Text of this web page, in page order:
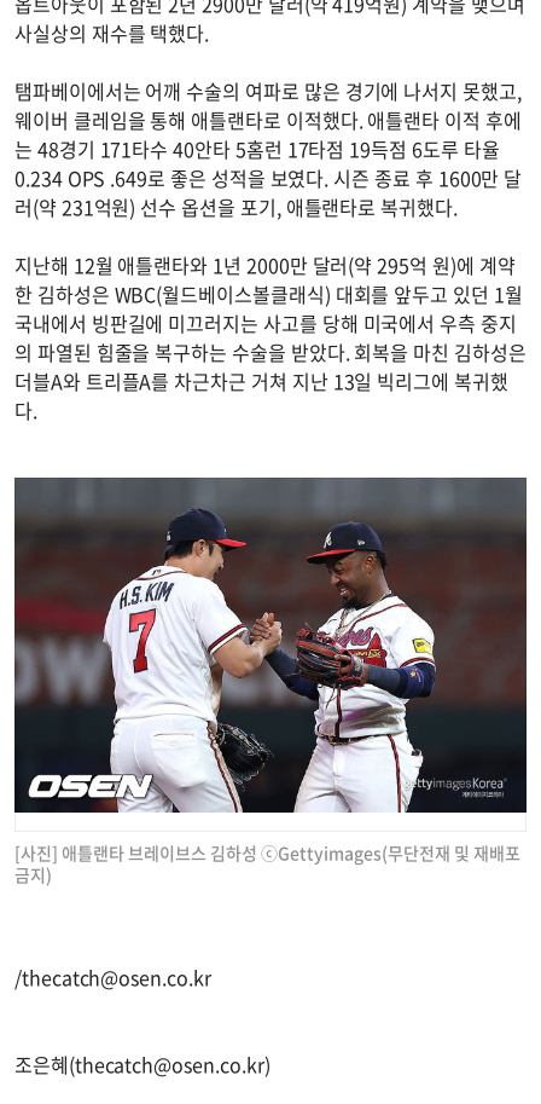
사실상의 재수를 택했다.
탬파베이에서는 어깨 수술의 여파로 많은 경기에 나서지 못했고,
웨이버 클레임을 통해 애틀랜타로 이적했다. 애틀랜타 이적 후에
는 48경기 171타수 40안타 5홈런 17타점 19득점 6도루 타율
0.234 OPS .649로 좋은 성적을 보였다. 시즌 종료 후 1600만 달
러(약 231억원) 선수 옵션을 포기, 애틀랜타로 복귀했다.
지난해 12월 애틀랜타와 1년 2000만 달러(약 295억 원)에 계약
한 김하성은 WBC(월드베이스볼클래식) 대회를 앞두고 있던 1월
국내에서 빙판길에 미끄러지는 사고를 당해 미국에서 우측 중지
의 파열된 힘줄을 복구하는 수술을 받았다. 회복을 마친 김하성은
더블A와 트리플A를 차근차근 거쳐 지난 13일 빅리그에 복귀했
다.
[사진] 애틀랜타 브레이브스 김하성 ⓒGettyimages(무단전재 및 재배포
금지)
/thecatch@osen.co.kr
조은혜(thecatch@osen.co.kr)